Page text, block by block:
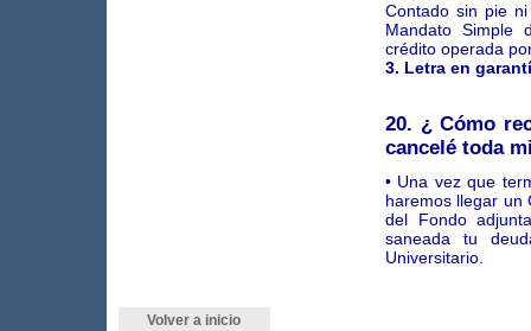
Contado sin pie
Mandato Simple
crédito operada
3. Letra en
20. ¿ Cómo
cancelé toda
• Una vez que
haremos llegar un
del Fondo
saneada tu
Universitario.
Volver a inicio